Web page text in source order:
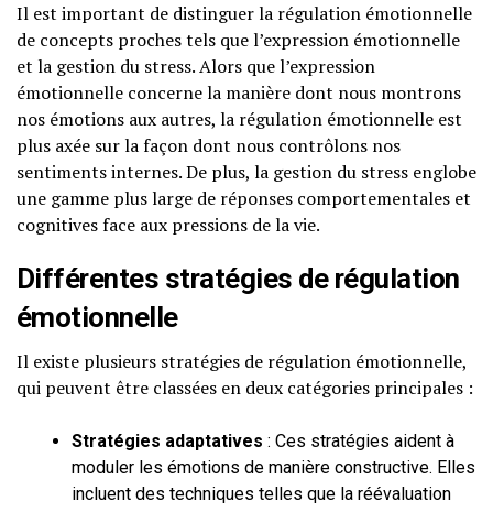
Il est important de distinguer la régulation émotionnelle
de concepts proches tels que l’expression émotionnelle
et la gestion du stress. Alors que l’expression
émotionnelle concerne la manière dont nous montrons
nos émotions aux autres, la régulation émotionnelle est
plus axée sur la façon dont nous contrôlons nos
sentiments internes. De plus, la gestion du stress englobe
une gamme plus large de réponses comportementales et
cognitives face aux pressions de la vie.
Différentes stratégies de régulation
émotionnelle
Il existe plusieurs stratégies de régulation émotionnelle,
qui peuvent être classées en deux catégories principales :
Stratégies adaptatives : Ces stratégies aident à
moduler les émotions de manière constructive. Elles
incluent des techniques telles que la réévaluation